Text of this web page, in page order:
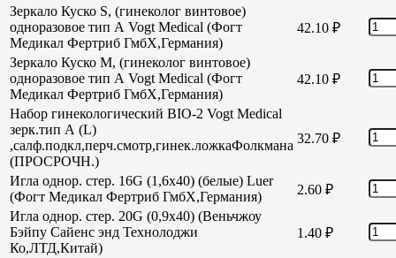
Зеркало Куско S, (гинеколог винтовое)
одноразовое тип А Vogt Medical (Фогт
Медикал Фертриб ГмбХ,Германия)
42.10 ₽
Зеркало Куско М, (гинеколог винтовое)
одноразовое тип А Vogt Medical (Фогт
Медикал Фертриб ГмбХ,Германия)
42.10 ₽
Набор гинекологический BIO-2 Vogt Medical
зерк.тип А (L)
,салф.подкл,перч.смотр,гинек.ложкаФолкмана
(ПРОСРОЧН.)
32.70 ₽
Игла однор. стер. 16G (1,6х40) (белые) Luer
(Фогт Медикал Фертриб ГмбХ,Германия)
2.60 ₽
Игла однор. стер. 20G (0,9х40) (Веньчжоу
Бэйпу Сайенс энд Технолоджи
Ко,ЛТД,Китай)
1.40 ₽